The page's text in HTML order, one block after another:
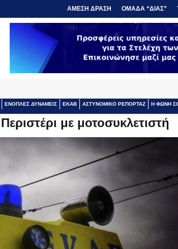
ΑΜΕΣΗ ΔΡΑΣΗ ΟΜΑΔΑ “ΔΙΑΣ”
ΕΝΟΠΛΕΣ ΔΥΝΑΜΕΙΣ ΕΚΑΒ ΑΣΤΥΝΟΜΙΚΟ ΡΕΠΟΡΤΑΖ Η ΦΩΝΗ
με μοτοσυκλετιστή